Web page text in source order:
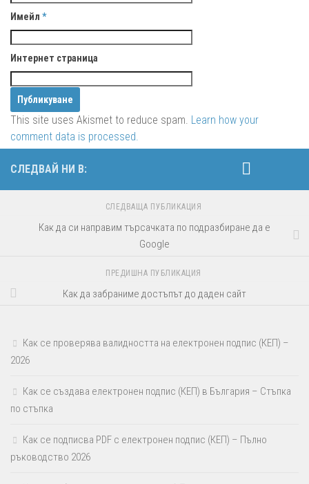
Имейл *
Интернет страница
This site uses Akismet to reduce spam. Learn how your
comment data is processed.
СЛЕДВАЙ НИ В:
СЛЕДВАЩА ПУБЛИКАЦИЯ
Как да си направим търсачката по подразбиране да е
Google
ПРЕДИШНА ПУБЛИКАЦИЯ
Как да забранимe достъпът до даден сайт
Как се проверява валидността на електронен подпис (КЕП) –
2026
Как се създава електронен подпис (КЕП) в България – Стъпка
по стъпка
Как се подписва PDF с електронен подпис (КЕП) – Пълно
ръководство 2026